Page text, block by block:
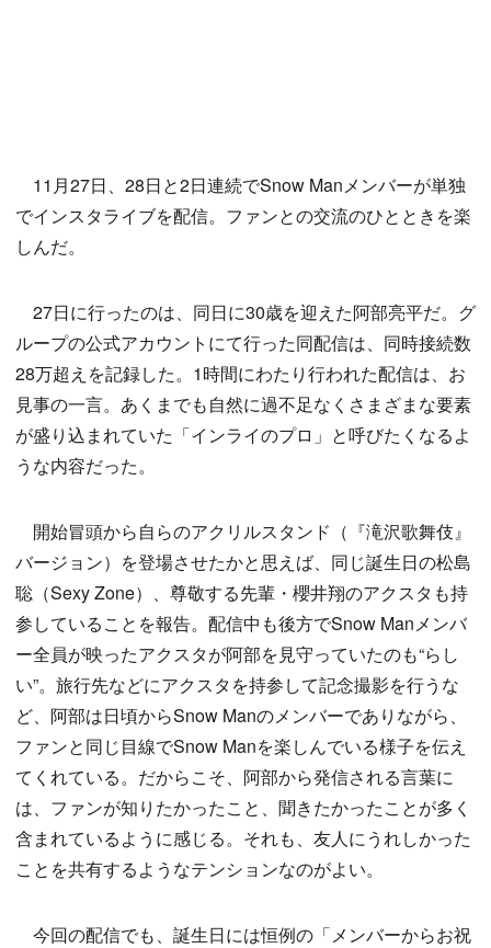
11月27日、28日と2日連続でSnow Manメンバーが単独
でインスタライブを配信。ファンとの交流のひとときを楽
しんだ。
27日に行ったのは、同日に30歳を迎えた阿部亮平だ。グ
ループの公式アカウントにて行った同配信は、同時接続数
28万超えを記録した。1時間にわたり行われた配信は、お
見事の一言。あくまでも自然に過不足なくさまざまな要素
が盛り込まれていた「インライのプロ」と呼びたくなるよ
うな内容だった。
開始冒頭から自らのアクリルスタンド（『滝沢歌舞伎』
バージョン）を登場させたかと思えば、同じ誕生日の松島
聡（Sexy Zone）、尊敬する先輩・櫻井翔のアクスタも持
参していることを報告。配信中も後方でSnow Manメンバ
ー全員が映ったアクスタが阿部を見守っていたのも“らし
い”。旅行先などにアクスタを持参して記念撮影を行うな
ど、阿部は日頃からSnow Manのメンバーでありながら、
ファンと同じ目線でSnow Manを楽しんでいる様子を伝え
てくれている。だからこそ、阿部から発信される言葉に
は、ファンが知りたかったこと、聞きたかったことが多く
含まれているように感じる。それも、友人にうれしかった
ことを共有するようなテンションなのがよい。
今回の配信でも、誕生日には恒例の「メンバーからお祝